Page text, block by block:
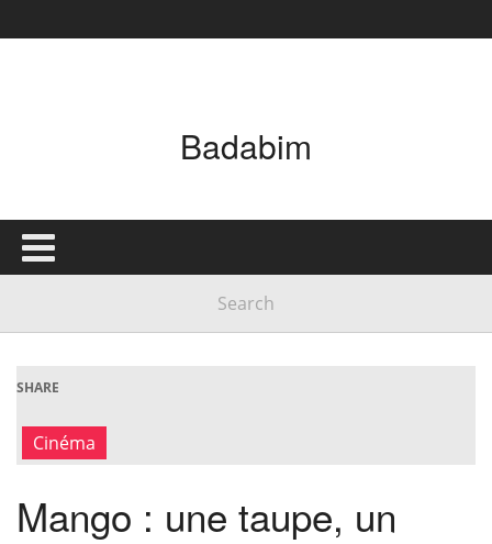
Badabim
SHARE
Cinéma
Mango : une taupe, un